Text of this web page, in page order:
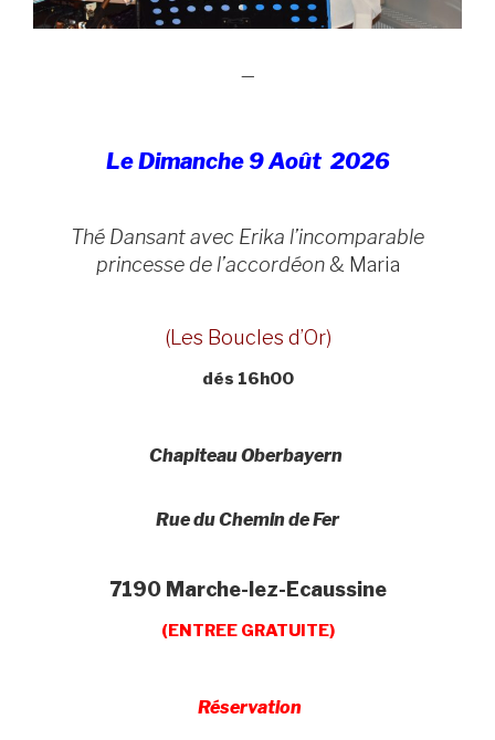
—
Le Dimanche 9 Août 2026
Thé Dansant avec Erika l’incomparable
princesse de l’accordéon& Maria
(Les Boucles d’Or)
dés 16h00
Chapiteau Oberbayern
Rue du Chemin de Fer
7190 Marche-lez-Ecaussine
(ENTREE GRATUITE)
Réservation